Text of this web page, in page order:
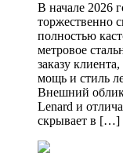
В начале 2026
торжественно
полностью
метровое
заказу
мощь и стиль
Внешний облик
Lenard и
скрывает в […]